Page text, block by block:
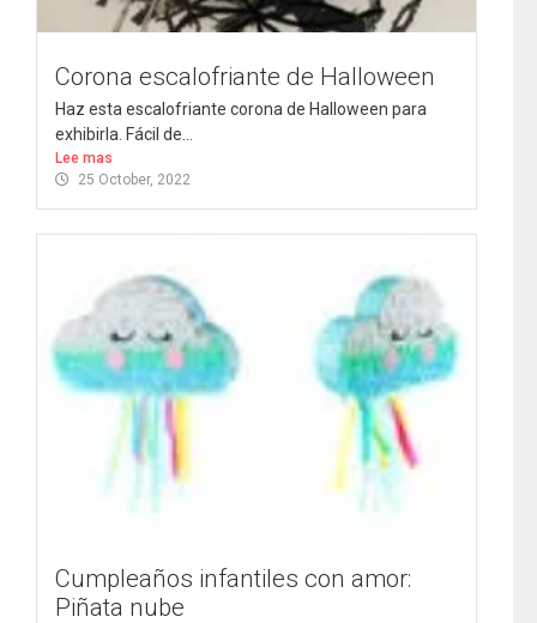
Corona escalofriante de Halloween
Haz esta escalofriante corona de Halloween para
exhibirla. Fácil de...
Lee mas
25 October, 2022
Cumpleaños infantiles con amor:
Piñata nube